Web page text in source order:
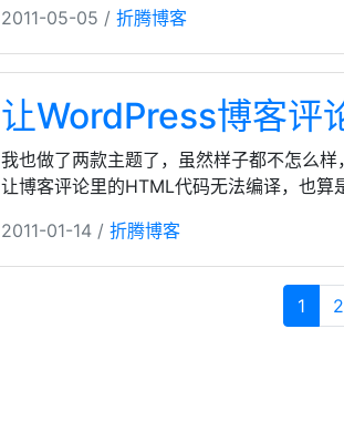
2011-05-05 / 折腾博客
让WordPress博客评
我也做了两款主题了，虽然样子都不怎么
让博客评论里的HTML代码无法编译，也算
2011-01-14 / 折腾博客
1 2